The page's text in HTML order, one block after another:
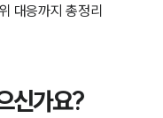
대응까지 총정리
신가요?